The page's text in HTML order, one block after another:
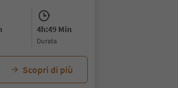
4h:49 Min
durata
Scopri di più